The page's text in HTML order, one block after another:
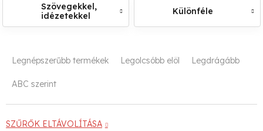
Szövegekkel,
idézetekkel
Különféle
T
m
Legnépszerűbb termékek Legolcsóbb elöl Legdrágább
ABC szerint
SZŰRŐK ELTÁVOLÍTÁSA